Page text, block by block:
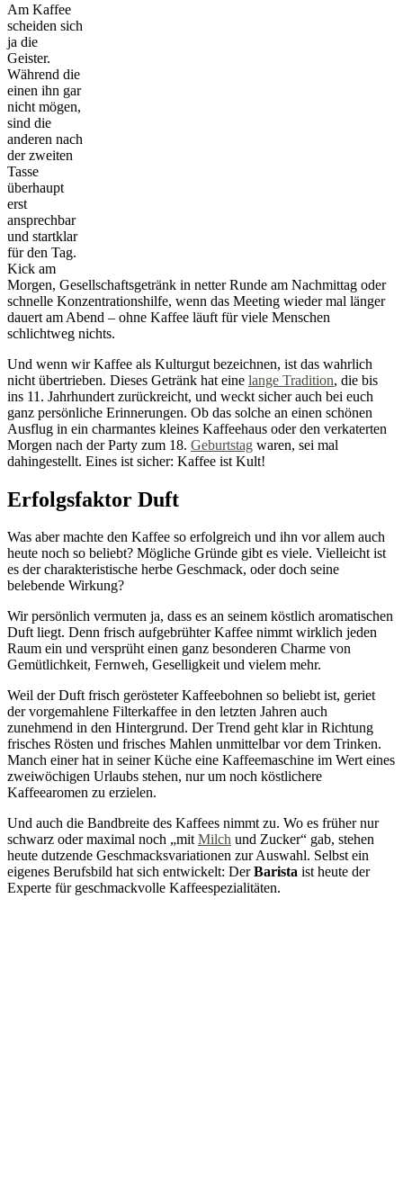
Am Kaffee
scheiden sich
ja die
Geister.
Während die
einen ihn gar
nicht mögen,
sind die
anderen nach
der zweiten
Tasse
überhaupt
erst
ansprechbar
und startklar
für den Tag.
Kick am
Morgen, Gesellschaftsgetränk in netter Runde am Nachmittag oder
schnelle Konzentrationshilfe, wenn das Meeting wieder mal länger
dauert am Abend – ohne Kaffee läuft für viele Menschen
schlichtweg nichts.
Und wenn wir Kaffee als Kulturgut bezeichnen, ist das wahrlich
nicht übertrieben. Dieses Getränk hat eine lange Tradition, die bis
ins 11. Jahrhundert zurückreicht, und weckt sicher auch bei euch
ganz persönliche Erinnerungen. Ob das solche an einen schönen
Ausflug in ein charmantes kleines Kaffeehaus oder den verkaterten
Morgen nach der Party zum 18. Geburtstag waren, sei mal
dahingestellt. Eines ist sicher: Kaffee ist Kult!
Erfolgsfaktor Duft
Was aber machte den Kaffee so erfolgreich und ihn vor allem auch
heute noch so beliebt? Mögliche Gründe gibt es viele. Vielleicht ist
es der charakteristische herbe Geschmack, oder doch seine
belebende Wirkung?
Wir persönlich vermuten ja, dass es an seinem köstlich aromatischen
Duft liegt. Denn frisch aufgebrühter Kaffee nimmt wirklich jeden
Raum ein und versprüht einen ganz besonderen Charme von
Gemütlichkeit, Fernweh, Geselligkeit und vielem mehr.
Weil der Duft frisch gerösteter Kaffeebohnen so beliebt ist, geriet
der vorgemahlene Filterkaffee in den letzten Jahren auch
zunehmend in den Hintergrund. Der Trend geht klar in Richtung
frisches Rösten und frisches Mahlen unmittelbar vor dem Trinken.
Manch einer hat in seiner Küche eine Kaffeemaschine im Wert eines
zweiwöchigen Urlaubs stehen, nur um noch köstlichere
Kaffeearomen zu erzielen.
Und auch die Bandbreite des Kaffees nimmt zu. Wo es früher nur
schwarz oder maximal noch „mitMilch und Zucker“ gab, stehen
heute dutzende Geschmacksvariationen zur Auswahl. Selbst ein
eigenes Berufsbild hat sich entwickelt: DerBarista ist heute der
Experte für geschmackvolle Kaffeespezialitäten.